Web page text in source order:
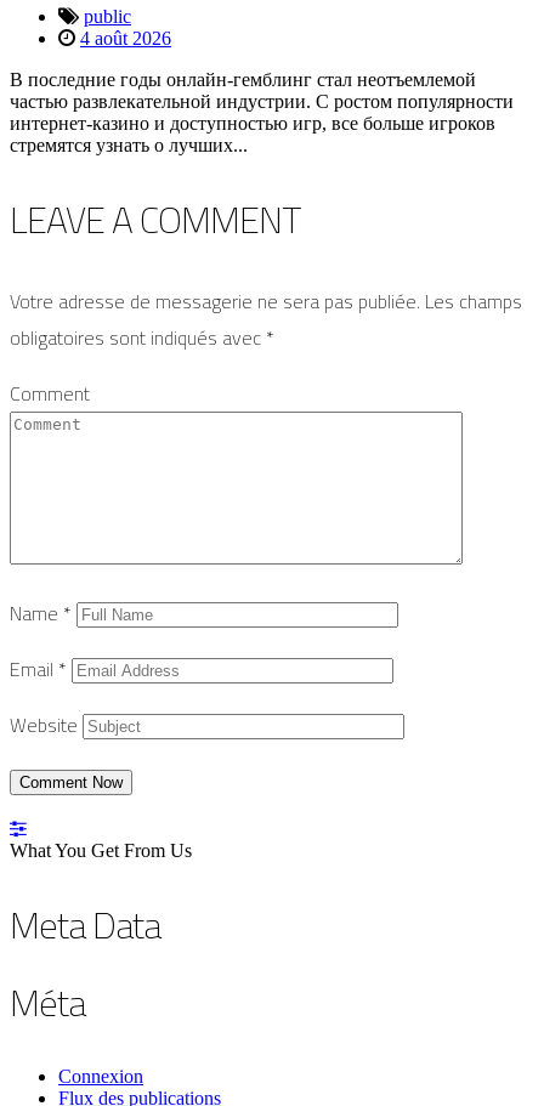
public
4 août 2026
В последние годы онлайн-гемблинг стал неотъемлемой
частью развлекательной индустрии. С ростом популярности
интернет-казино и доступностью игр, все больше игроков
стремятся узнать о лучших...
LEAVE ACOMMENT
Votre adresse de messagerie ne sera pas publiée. Les champs
obligatoires sont indiqués avec*
Comment
Name *
Email *
Website
What You Get From Us
Meta Data
Méta
Connexion
Flux des publications